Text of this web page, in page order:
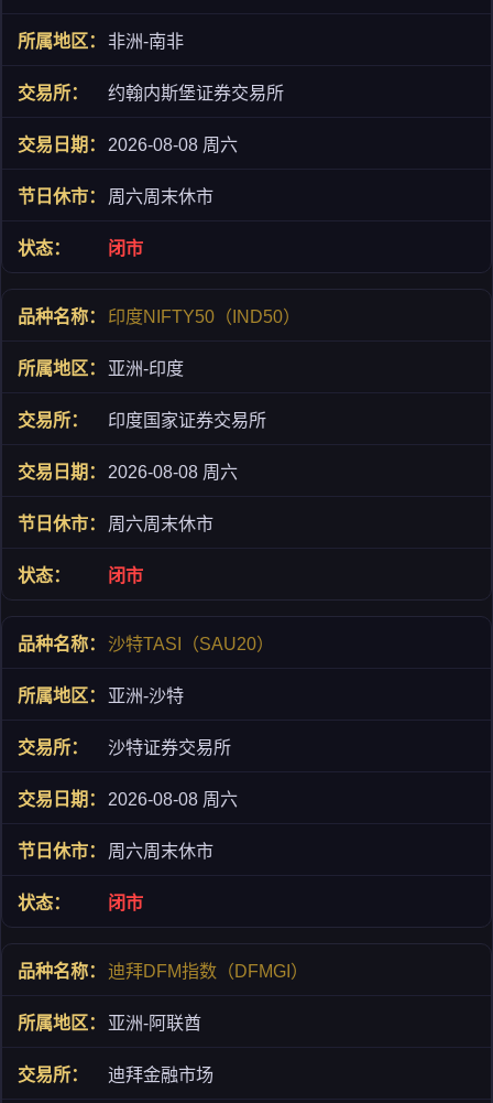
非洲-南非
约翰内斯堡证券交易所
2026-08-08 周六
周六周末休市
闭市
印度NIFTY50（IND50）
亚洲-印度
印度国家证券交易所
2026-08-08 周六
周六周末休市
闭市
沙特TASI（SAU20）
亚洲-沙特
沙特证券交易所
2026-08-08 周六
周六周末休市
闭市
迪拜DFM指数（DFMGI）
亚洲-阿联酋
迪拜金融市场